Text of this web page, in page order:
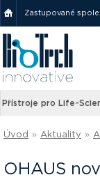
Zastupované
Přístroje pro Life-
Úvod » Aktuality »
OHAUS